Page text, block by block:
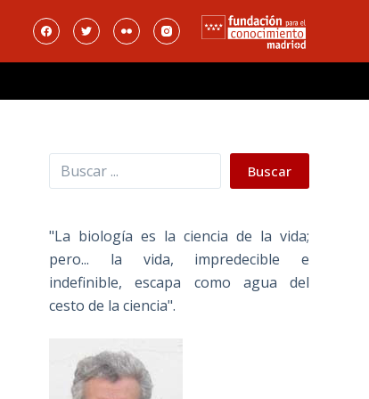
Buscar Buscar
"La biología es la ciencia de la vida;
pero... la vida, impredecible e
indefinible, escapa como agua del
cesto de la ciencia".